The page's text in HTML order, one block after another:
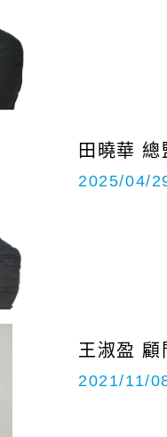
田曉華 總
2025/04/
王淑盈 顧
2021/11/